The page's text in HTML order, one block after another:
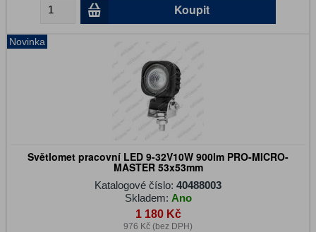
Koupit
Novinka
Světlomet pracovní LED 9-32V10W 900lm PRO-MICRO-
MASTER 53x53mm
Katalogové číslo: 40488003
Skladem: Ano
1 180 Kč
976 Kč (bez DPH)